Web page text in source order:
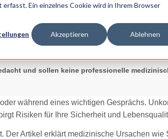
Ein einzelnes Cookie wird in Ihrem Browser
Akzeptieren Ablehnen
Sie tun können
und sollen keine professionelle
während eines wichtigen Gesprächs.
Risiken für Ihre Sicherheit und
Der Artikel erklärt medizinische Ursachen